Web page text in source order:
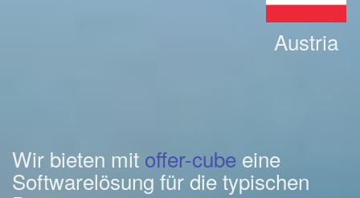
Austria
Wir bieten mit offer-cube eine
Softwarelösung für die typischen